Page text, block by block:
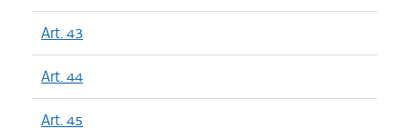
Art. 43
Art. 44
Art. 45